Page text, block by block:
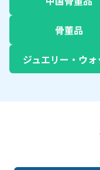
骨董品
ジュエリー・ウォ